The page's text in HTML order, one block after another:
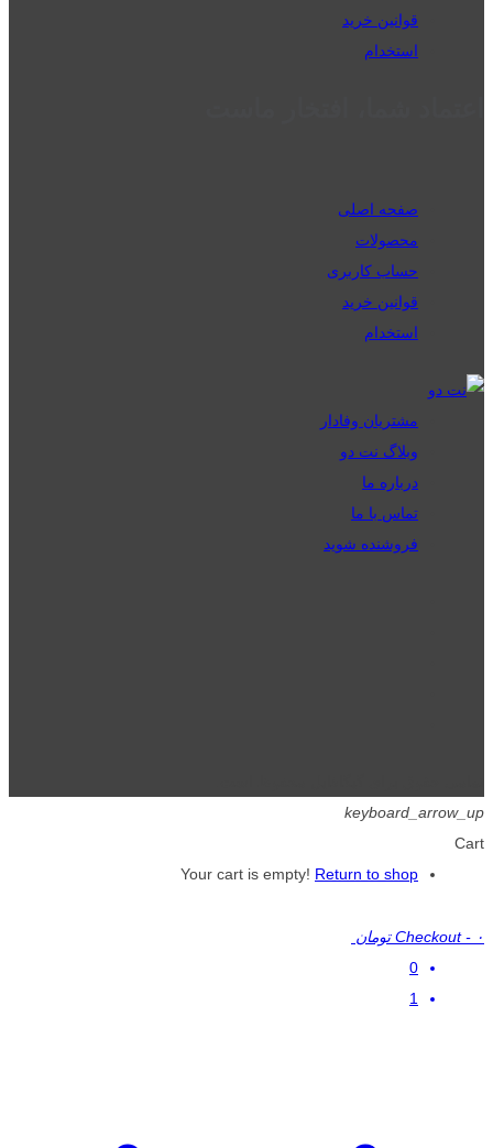
قوانین خرید
استخدام
صفحه اصلی
محصولات
حساب کاربری
قوانین خرید
استخدام
مشتریان وفادار
وبلاگ نت دو
درباره ما
تماس با ما
فروشنده شوید
keyboard_arrow_up
Cart
Your cart is empty! Return to shop
Checkout - ۰ تومان
0
1